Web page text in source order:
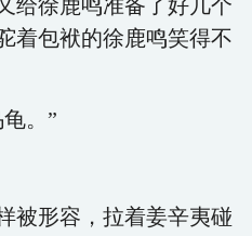
给徐鹿鸣准备了好几个
着包袱的徐鹿鸣笑得不
。”
被形容，拉着姜辛夷碰